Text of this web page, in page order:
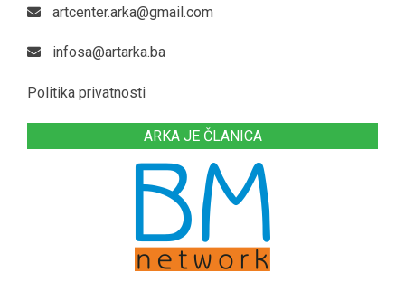
artcenter.arka@gmail.com
infosa@artarka.ba
Politika privatnosti
ARKA JE ČLANICA